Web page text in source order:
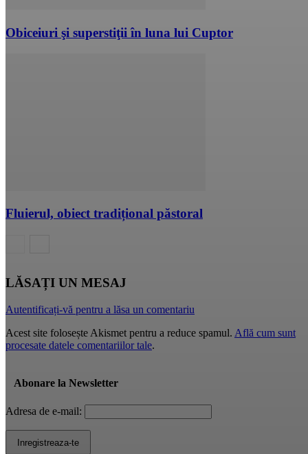
Obiceiuri şi superstiţii în luna lui Cuptor
Fluierul, obiect tradițional păstoral
LĂSAȚI UN MESAJ
Autentificați-vă pentru a lăsa un comentariu
Acest site folosește Akismet pentru a reduce spamul. Află cum sunt
procesate datele comentariilor tale.
Abonare la Newsletter
Adresa de e-mail: